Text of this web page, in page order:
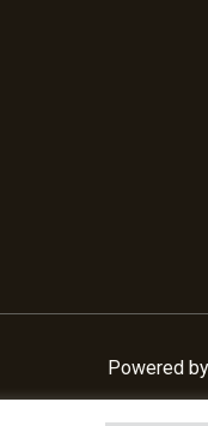
Powered